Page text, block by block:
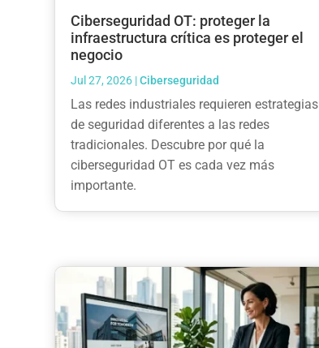
Ciberseguridad OT: proteger la
infraestructura crítica es proteger el
negocio
Jul 27, 2026 |Ciberseguridad
Las redes industriales requieren estrategias
de seguridad diferentes a las redes
tradicionales. Descubre por qué la
ciberseguridad OT es cada vez más
importante.